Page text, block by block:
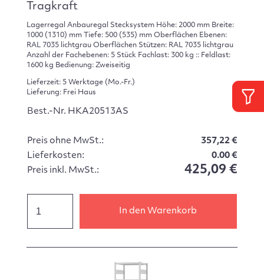
Tragkraft
Lagerregal Anbauregal Stecksystem Höhe: 2000 mm Breite:
1000 (1310) mm Tiefe: 500 (535) mm Oberflächen Ebenen:
RAL 7035 lichtgrau Oberflächen Stützen: RAL 7035 lichtgrau
Anzahl der Fachebenen: 5 Stück Fachlast: 300 kg :: Feldlast:
1600 kg Bedienung: Zweiseitig
Lieferzeit: 5 Werktage (Mo.-Fr.)
Lieferung: Frei Haus
Best.-Nr. HKA20513AS
Preis ohne MwSt.:
357,22 €
Lieferkosten:
0.00 €
Preis inkl. MwSt.:
425,09 €
In den Warenkorb